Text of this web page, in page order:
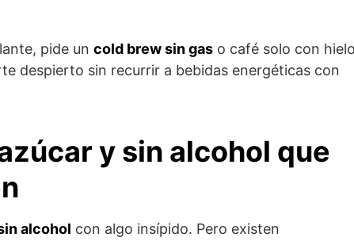
pide un cold brew sin gas o café solo con
despierto sin recurrir a bebidas energéticas con
y sin alcohol que
alcohol con algo insípido. Pero existen